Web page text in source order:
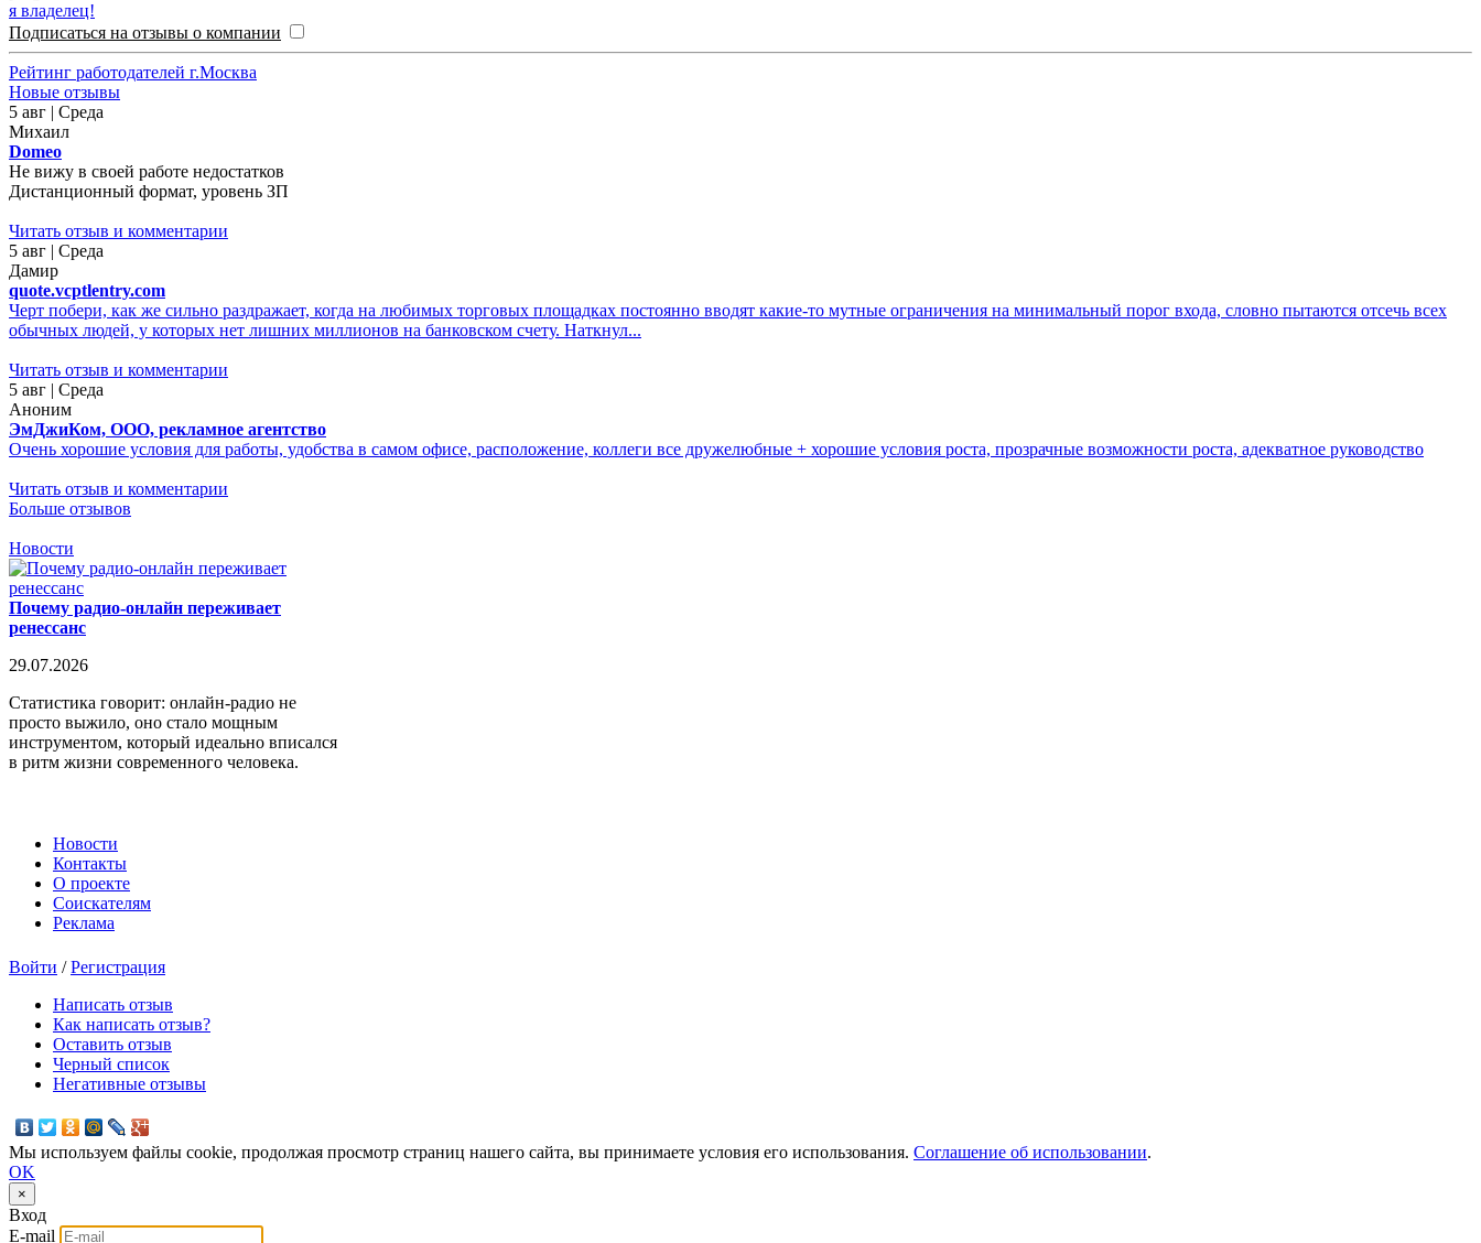
я владелец!
Подписаться на отзывы о компании
Рейтинг работодателей г.Москва
Новые отзывы
5 авг | Среда
Михаил
Domeo
Не вижу в своей работе недостатков
Дистанционный формат, уровень ЗП
Читать отзыв и комментарии
5 авг | Среда
Дамир
quote.vcptlentry.com
Черт побери, как же сильно раздражает, когда на любимых торговых площадках постоянно вводят какие-то мутные ограничения на минимальный порог входа, словно пытаются отсечь всех
обычных людей, у которых нет лишних миллионов на банковском счету. Наткнул...
Читать отзыв и комментарии
5 авг | Среда
Аноним
ЭмДжиКом, ООО, рекламное агентство
Очень хорошие условия для работы, удобства в самом офисе, расположение, коллеги все дружелюбные + хорошие условия роста, прозрачные возможности роста, адекватное руководство
Читать отзыв и комментарии
Больше отзывов
Новости
Почему радио-онлайн переживает
ренессанс
29.07.2026
Статистика говорит: онлайн-радио не
просто выжило, оно стало мощным
инструментом, который идеально вписался
в ритм жизни современного человека.
Новости
Контакты
О проекте
Соискателям
Реклама
Войти /Регистрация
Написать отзыв
Как написать отзыв?
Оставить отзыв
Черный список
Негативные отзывы
Мы используем файлы cookie, продолжая просмотр страниц нашего сайта, вы принимаете условия его использования. Соглашение об использовании.
OK
×
Вход
E-mail